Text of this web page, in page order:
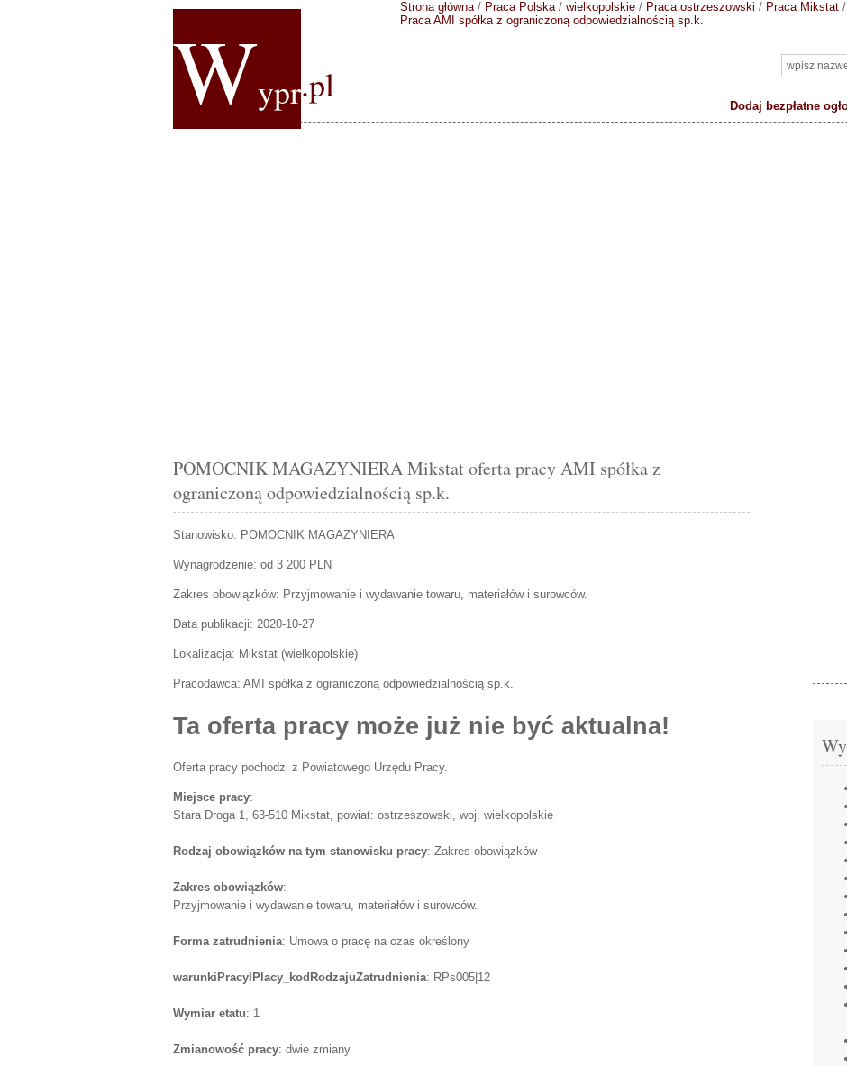
Wypr.pl
Dodaj bezpłatne
Strona główna/ Praca Polska/ wielkopolskie / Praca ostrzeszowski / Praca Mikstat /
Praca AMI spółka z ograniczoną odpowiedzialnością sp.k.
POMOCNIK MAGAZYNIERA Mikstat oferta pracy AMI spółka z
ograniczoną odpowiedzialnością sp.k.
Stanowisko: POMOCNIK MAGAZYNIERA
Wynagrodzenie: od 3 200 PLN
Zakres obowiązków: Przyjmowanie i wydawanie towaru, materiałów i surowców.
Data publikacji: 2020-10-27
Lokalizacja: Mikstat (wielkopolskie)
Pracodawca: AMI spółka z ograniczoną odpowiedzialnością sp.k.
Ta oferta pracy może już nie być aktualna!
Oferta pracy pochodzi z Powiatowego Urzędu Pracy.
Miejsce pracy:
Stara Droga 1, 63-510 Mikstat, powiat: ostrzeszowski, woj: wielkopolskie
Rodzaj obowiązków na tym stanowisku pracy: Zakres obowiązków
Zakres obowiązków:
Przyjmowanie i wydawanie towaru, materiałów i surowców.
Forma zatrudnienia: Umowa o pracę na czas określony
warunkiPracyIPlacy_kodRodzajuZatrudnienia: RPs005|12
Wymiar etatu: 1
Zmianowość pracy: dwie zmiany